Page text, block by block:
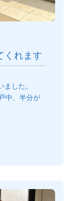
くれます
した。
中、半分が